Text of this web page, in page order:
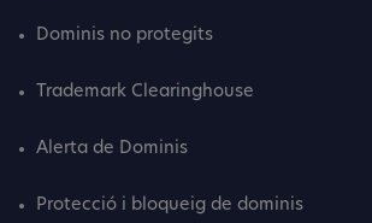
Dominis no protegits
Trademark Clearinghouse
Alerta de Dominis
Protecció i bloqueig de dominis